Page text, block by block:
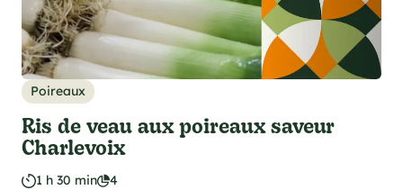
Poireaux
Ris de veau aux poireaux saveur
Charlevoix
1 h 30 min 4